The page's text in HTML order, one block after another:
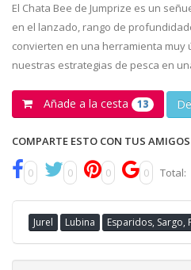
El Chata Bee de Jumprize es un
en el lanzado, rango de
convierten en una herramienta muy
nuestras estrategias de pesca en
Añade a la cesta 13
COMPARTE ESTO CON TUS AMIGOS
0 0 0 0 Total:
Jurel Lubina Esparidos, Sargo,